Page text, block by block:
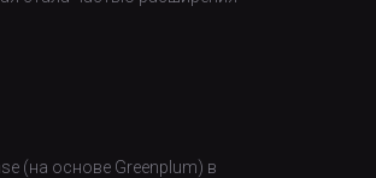
(на основе Greenplum) в